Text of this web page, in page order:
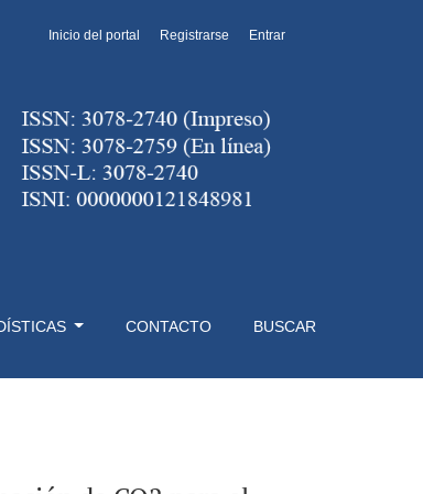
CONTACTO BUSCAR
Inicio del portal Registrarse Entrar